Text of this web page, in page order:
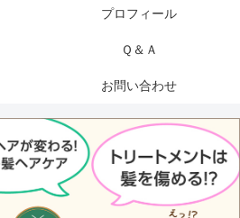
プロフィール
Ｑ＆Ａ
お問い合わせ